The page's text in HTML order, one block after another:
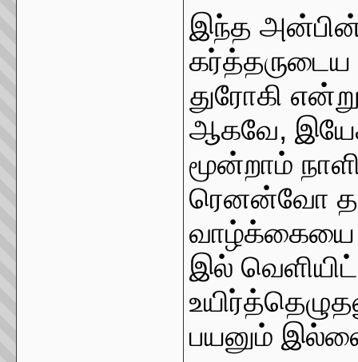
இந்த
கர்த்தருடைய
துரோகி
ஆகவே,
மூன்றாம்
ரெனன்வோ
வாழ்க்கையை
இல்
பயனும்